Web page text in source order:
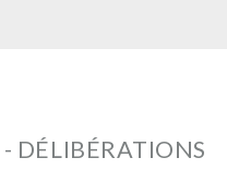
DÉLIBÉRATIONS